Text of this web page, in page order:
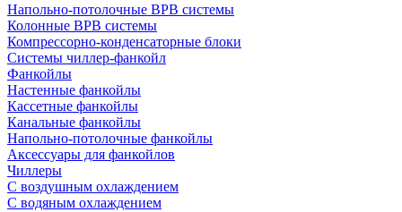
Напольно-потолочные ВРВ системы
Колонные ВРВ системы
Компрессорно-конденсаторные блоки
Системы чиллер-фанкойл
Фанкойлы
Настенные фанкойлы
Кассетные фанкойлы
Канальные фанкойлы
Напольно-потолочные фанкойлы
Аксессуары для фанкойлов
Чиллеры
С воздушным охлаждением
С водяным охлаждением